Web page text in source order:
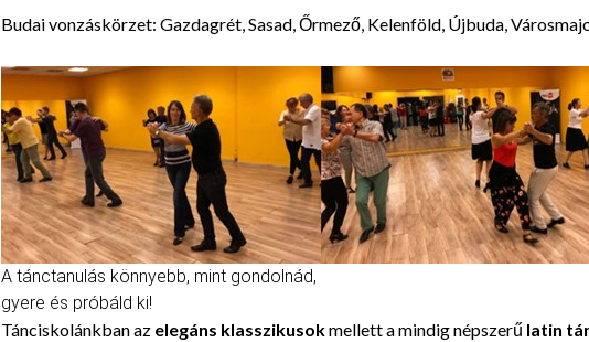
Budai vonzáskörzet: Gazdagrét, Sasad, Őrmező, Kelenföld, Újbuda,
A tánctanulás könnyebb, mint gondolnád,
gyere és próbáld ki!
Tánciskolánkban az elegáns klasszikusokmellett a mindig népszerű latin